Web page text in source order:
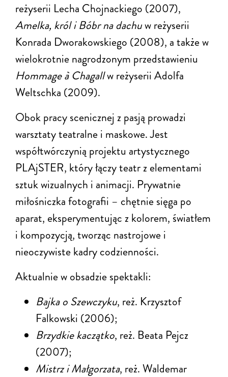
reżyserii Lecha Chojnackiego (2007),
Amelka, król i Bóbr na dachuw reżyserii
Konrada Dworakowskiego (2008), a także w
wielokrotnie nagrodzonym przedstawieniu
Hommage à Chagallw reżyserii Adolfa
Weltschka (2009).
Obok pracy scenicznej z pasją prowadzi
warsztaty teatralne i maskowe. Jest
współtwórczynią projektu artystycznego
PLAjSTER, który łączy teatr z elementami
sztuk wizualnych i animacji. Prywatnie
miłośniczka fotografii – chętnie sięga po
aparat, eksperymentując z kolorem, światłem
i kompozycją, tworząc nastrojowe i
nieoczywiste kadry codzienności.
Aktualnie w obsadzie spektakli:
Bajka o Szewczyku, reż. Krzysztof
Falkowski (2006);
Brzydkie kaczątko, reż. Beata Pejcz
(2007);
Mistrz i Małgorzata, reż. Waldemar